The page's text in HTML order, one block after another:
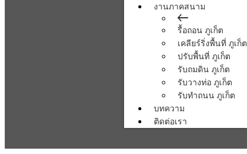
งานภาคสนาม
รื้อถอน ภูเก็ต
เคลียร์ริ่งพื้นที่ ภูเก็ต
ปรับพื้นที่ ภูเก็ต
รับถมดิน ภูเก็ต
รับวางท่อ ภูเก็ต
รับทำถนน ภูเก็ต
บทความ
ติดต่อเรา